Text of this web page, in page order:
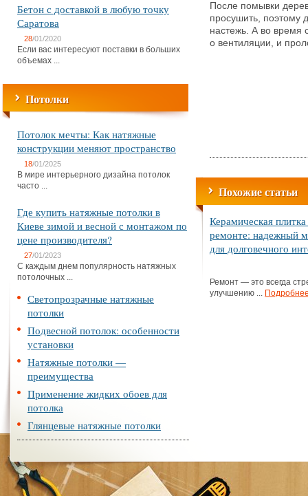
Бетон с доставкой в любую точку
Саратова
28/01/2020
Если вас интересуют поставки в больших
объемах ...
Потолки
Потолок мечты: Как натяжные
конструкции меняют пространство
18/01/2025
В мире интерьерного дизайна потолок
часто ...
Где купить натяжные потолки в
Киеве зимой и весной с монтажом по
цене производителя?
27/01/2023
С каждым днем популярность натяжных
потолочных ...
Светопрозрачные натяжные
потолки
Подвесной потолок: особенности
установки
Натяжные потолки —
преимущества
Применение жидких обоев для
потолка
Глянцевые натяжные потолки
После помывки
просушить, поэтому
настежь. А во время
о вентиляции, и
Похожие статьи
Керамическая плитка
ремонте: надежный
для долговечного
Ремонт — это всегда
улучшению ...